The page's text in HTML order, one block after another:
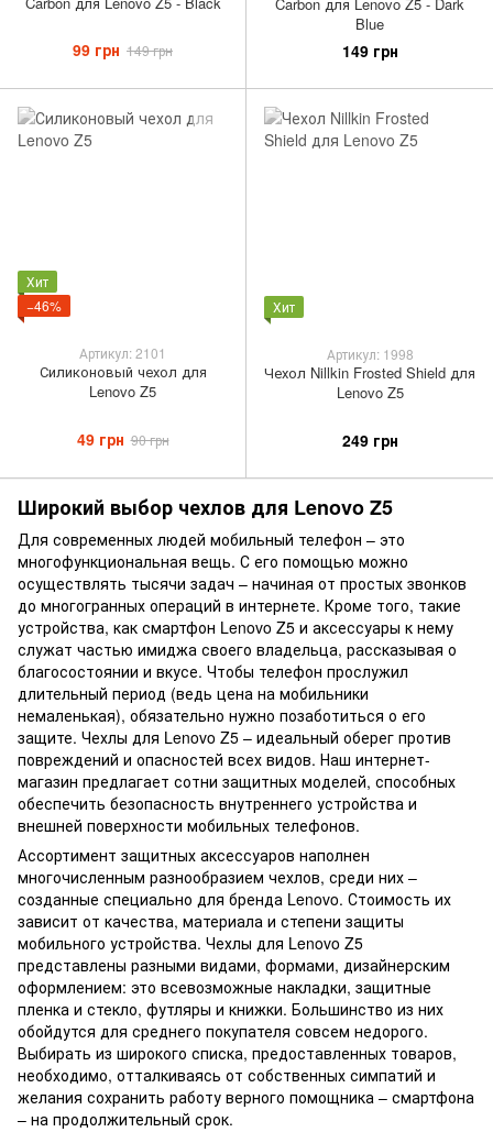
99 грн 149 грн
Blue
149 грн
Хит
−46%
Артикул: 2101
Силиконовый чехол для
Lenovo Z5
49 грн 90 грн
Хит
Артикул: 1998
Чехол Nillkin Frosted Shield для
Lenovo Z5
249 грн
Широкий выбор чехлов для Lenovo Z5
Для современных людей мобильный телефон – это
многофункциональная вещь. С его помощью можно
осуществлять тысячи задач – начиная от простых звонков
до многогранных операций в интернете. Кроме того, такие
устройства, как смартфон Lenovo Z5 и аксессуары к нему
служат частью имиджа своего владельца, рассказывая о
благосостоянии и вкусе. Чтобы телефон прослужил
длительный период (ведь цена на мобильники
немаленькая), обязательно нужно позаботиться о его
защите. Чехлы для Lenovo Z5 – идеальный оберег против
повреждений и опасностей всех видов. Наш интернет-
магазин предлагает сотни защитных моделей, способных
обеспечить безопасность внутреннего устройства и
внешней поверхности мобильных телефонов.
Ассортимент защитных аксессуаров наполнен
многочисленным разнообразием чехлов, среди них –
созданные специально для бренда Lenovo. Стоимость их
зависит от качества, материала и степени защиты
мобильного устройства. Чехлы для Lenovo Z5
представлены разными видами, формами, дизайнерским
оформлением: это всевозможные накладки, защитные
пленка и стекло, футляры и книжки. Большинство из них
обойдутся для среднего покупателя совсем недорого.
Выбирать из широкого списка, предоставленных товаров,
необходимо, отталкиваясь от собственных симпатий и
желания сохранить работу верного помощника – смартфона
– на продолжительный срок.